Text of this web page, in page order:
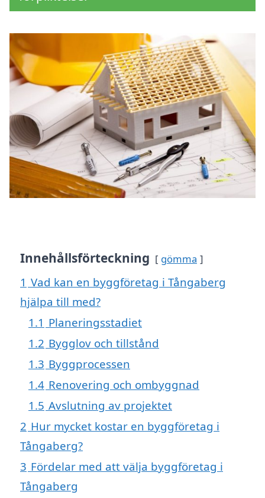
Innehållsförteckning gömma
1 Vad kan en byggföretag i Tångaberg
hjälpa till med?
1.1 Planeringsstadiet
1.2 Bygglov och tillstånd
1.3 Byggprocessen
1.4 Renovering och ombyggnad
1.5 Avslutning av projektet
2 Hur mycket kostar en byggföretag i
Tångaberg?
3 Fördelar med att välja byggföretag i
Tångaberg